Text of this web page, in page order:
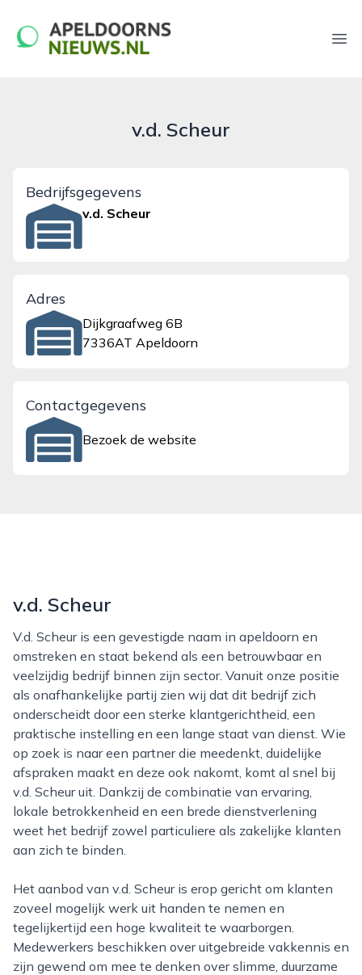
apeldoornsnieuws.nl
v.d. Scheur
Bedrijfsgegevens
v.d. Scheur
Adres
Dijkgraafweg 6B
7336AT Apeldoorn
Contactgegevens
Bezoek de website
v.d. Scheur
V.d. Scheur is een gevestigde naam in apeldoorn en
omstreken en staat bekend als een betrouwbaar en
veelzijdig bedrijf binnen zijn sector. Vanuit onze positie
als onafhankelijke partij zien wij dat dit bedrijf zich
onderscheidt door een sterke klantgerichtheid, een
praktische instelling en een lange staat van dienst. Wie
op zoek is naar een partner die meedenkt, duidelijke
afspraken maakt en deze ook nakomt, komt al snel bij
v.d. Scheur uit. Dankzij de combinatie van ervaring,
lokale betrokkenheid en een brede dienstverlening
weet het bedrijf zowel particuliere als zakelijke klanten
aan zich te binden.
Het aanbod van v.d. Scheur is erop gericht om klanten
zoveel mogelijk werk uit handen te nemen en
tegelijkertijd een hoge kwaliteit te waarborgen.
Medewerkers beschikken over uitgebreide vakkennis en
zijn gewend om mee te denken over slimme, duurzame